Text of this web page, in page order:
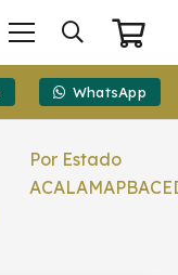
WhatsApp
Por Estado
ACALAMAPBACE